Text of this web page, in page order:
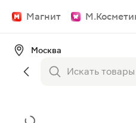
Магнит
Москва